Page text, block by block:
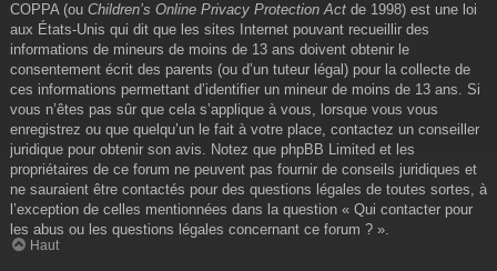
COPPA (ou Children’s Online Privacy Protection Act de 1998) est une loi
aux États-Unis qui dit que les sites Internet pouvant recueillir des
informations de mineurs de moins de 13 ans doivent obtenir le
consentement écrit des parents (ou d’un tuteur légal) pour la collecte de
ces informations permettant d’identifier un mineur de moins de 13 ans. Si
vous n’êtes pas sûr que cela s’applique à vous, lorsque vous vous
enregistrez ou que quelqu’un le fait à votre place, contactez un conseiller
juridique pour obtenir son avis. Notez que phpBB Limited et les
propriétaires de ce forum ne peuvent pas fournir de conseils juridiques et
ne sauraient être contactés pour des questions légales de toutes sortes, à
l’exception de celles mentionnées dans la question « Qui contacter pour
les abus ou les questions légales concernant ce forum ? ».
Haut